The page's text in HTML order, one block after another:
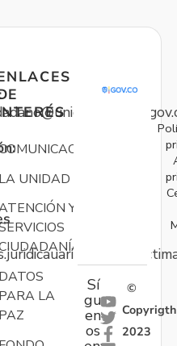
LA UNIDAD
Y
DATOS
PARA LA
PAZ
Sí
gu
en
os
©
Copyrigth
2023